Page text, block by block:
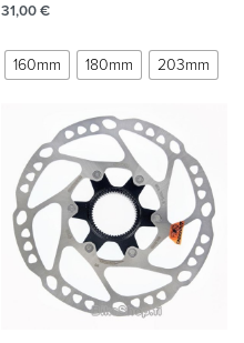
31,00€
160mm 180mm 203mm